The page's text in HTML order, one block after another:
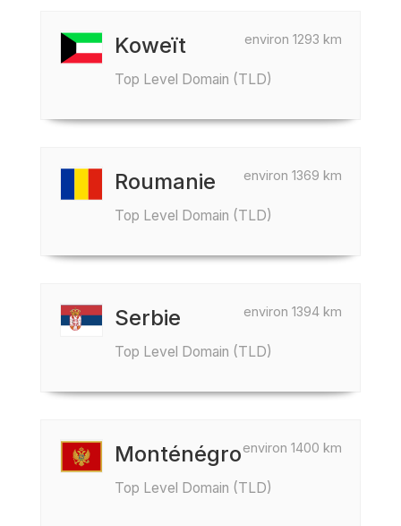
environ 1293 km
Koweït
Top Level Domain (TLD)
environ 1369 km
Roumanie
Top Level Domain (TLD)
environ 1394 km
Serbie
Top Level Domain (TLD)
environ 1400 km
Monténégro
Top Level Domain (TLD)